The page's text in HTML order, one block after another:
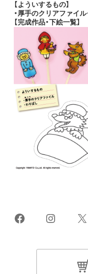
【よういするもの】
・厚手のクリアファイル
【完成作品・下絵一覧】
Facebook X